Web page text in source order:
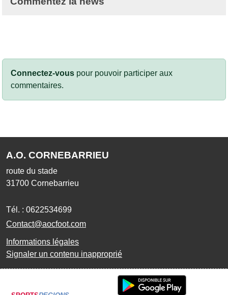
Connectez-vous pour pouvoir participer aux
commentaires.
A.O. CORNEBARRIEU
route du stade
31700 Cornebarrieu
Tél. : 0622534699
Contact@aocfoot.com
Informations légales
Signaler un contenu inapproprié